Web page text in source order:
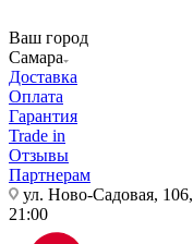
Ваш город
Самара
Доставка
Оплата
Гарантия
Trade in
Отзывы
Партнерам
ул. Ново-Садовая,
21:00